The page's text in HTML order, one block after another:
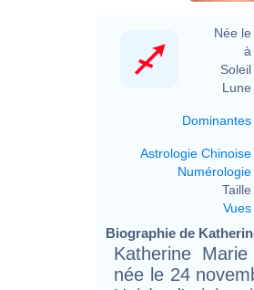
Née le
à
Soleil
Lune
Dominantes
Astrologie Chinoise
Numérologie
Taille
Vues
Biographie de
Katherine
née le 24